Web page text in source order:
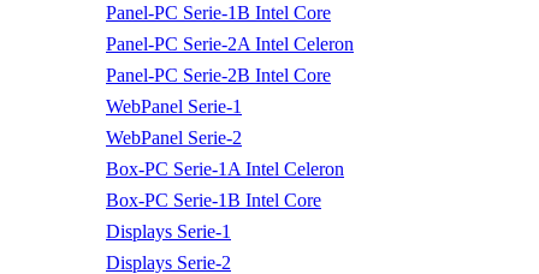
Panel-PC Serie-1B Intel Core
Panel-PC Serie-2A Intel Celeron
Panel-PC Serie-2B Intel Core
WebPanel Serie-1
WebPanel Serie-2
Box-PC Serie-1A Intel Celeron
Box-PC Serie-1B Intel Core
Displays Serie-1
Displays Serie-2